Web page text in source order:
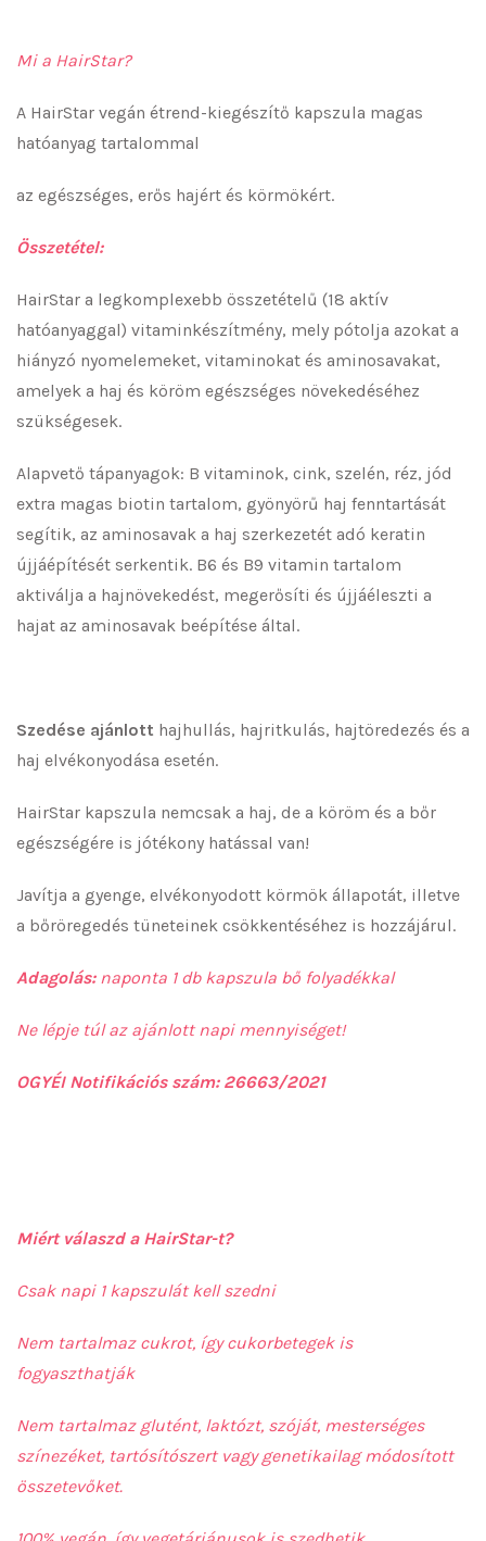
Mi a HairStar?
A HairStar vegán étrend-kiegészítő kapszula magas
hatóanyag tartalommal
az egészséges, erős hajért és körmökért.
Összetétel:
HairStar a legkomplexebb összetételű (18 aktív
hatóanyaggal) vitaminkészítmény, mely pótolja azokat a
hiányzó nyomelemeket, vitaminokat és aminosavakat,
amelyek a haj és köröm egészséges növekedéséhez
szükségesek.
Alapvető tápanyagok: B vitaminok, cink, szelén, réz, jód
extra magas biotin tartalom, gyönyörű haj fenntartását
segítik, az aminosavak a haj szerkezetét adó keratin
újjáépítését serkentik. B6 és B9 vitamin tartalom
aktiválja a hajnövekedést, megerősíti és újjáéleszti a
hajat az aminosavak beépítése által.
Szedése ajánlott hajhullás, hajritkulás, hajtöredezés és a
haj elvékonyodása esetén.
HairStar kapszula nemcsak a haj, de a köröm és a bőr
egészségére is jótékony hatással van!
Javítja a gyenge, elvékonyodott körmök állapotát, illetve
a bőröregedés tüneteinek csökkentéséhez is hozzájárul.
Adagolás:naponta 1 db kapszula bő folyadékkal
Ne lépje túl az ajánlott napi mennyiséget!
OGYÉI Notifikációs szám: 26663/2021
Miért válaszd a HairStar-t?
Csak napi 1 kapszulát kell szedni
Nem tartalmaz cukrot, így cukorbetegek is
fogyaszthatják
Nem tartalmaz glutént, laktózt, szóját, mesterséges
színezéket, tartósítószert vagy genetikailag módosított
összetevőket.